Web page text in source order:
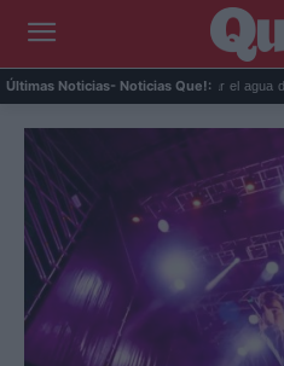
Últimas Noticias- Noticias Que!:
prácticos para reutilizar el agua del aire ...